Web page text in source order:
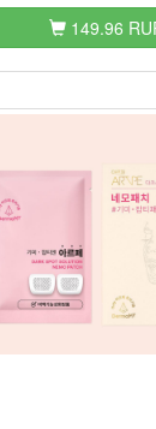
149.96